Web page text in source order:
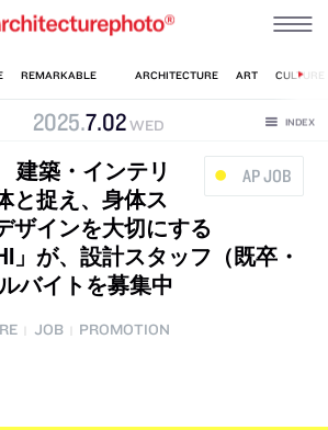
2025.7.02WED
AP JOB
建築・インテリ
と捉え、身体ス
ザインを大切にする
」が、設計スタッフ（既卒・
バイトを募集中
JOB
PROMOTION